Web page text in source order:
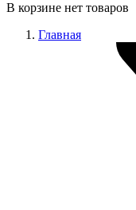
В корзине нет товаров
Главная